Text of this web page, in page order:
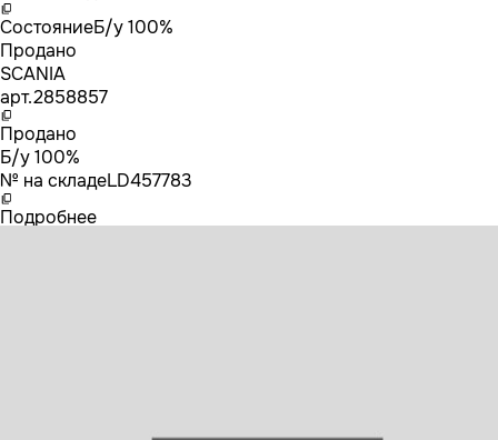
СостояниеБ/у 100%
Продано
SCANIA
арт.2858857
Продано
Б/у 100%
№ на складеLD457783
Подробнее